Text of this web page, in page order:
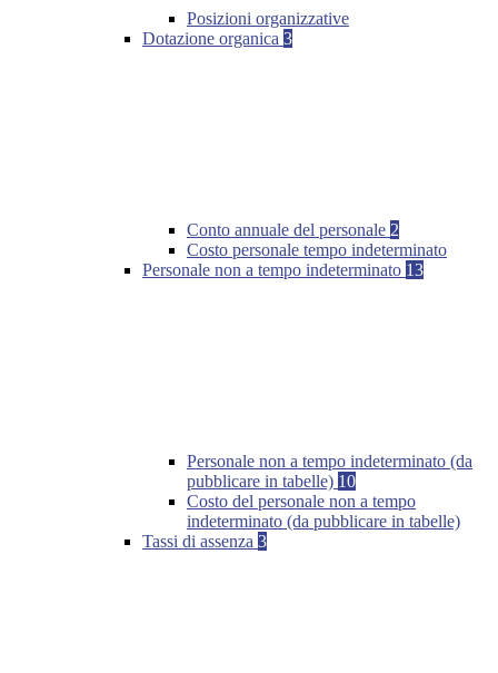
Posizioni organizzative
Dotazione organica 3
Conto annuale del personale 2
Costo personale tempo indeterminato
Personale non a tempo indeterminato 13
Personale non a tempo indeterminato (da
pubblicare in tabelle) 10
Costo del personale non a tempo
indeterminato (da pubblicare in tabelle)
Tassi di assenza 3